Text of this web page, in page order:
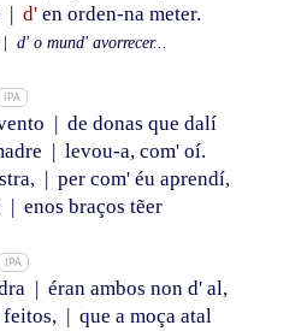
| d' en orden-na meter.
d' o mund' avorrecer...
IPA
| de donas que dalí
| levou-a, com' oí.
| per com' éu aprendí,
| enos braços tẽer
IPA
| éran ambos non d' al,
feitos, | que a moça atal